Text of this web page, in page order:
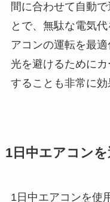
間に合わせて自動
とで、無駄な電気
アコンの運転を最
光を避けるために
することも非常に効
1日中エアコン
1日中エアコンを使